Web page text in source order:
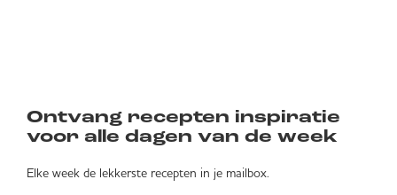
Ontvang recepten inspiratie
voor alle dagen van de week
Elke week de lekkerste recepten in je mailbox.